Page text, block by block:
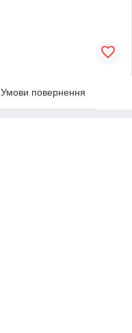
Умови повернення